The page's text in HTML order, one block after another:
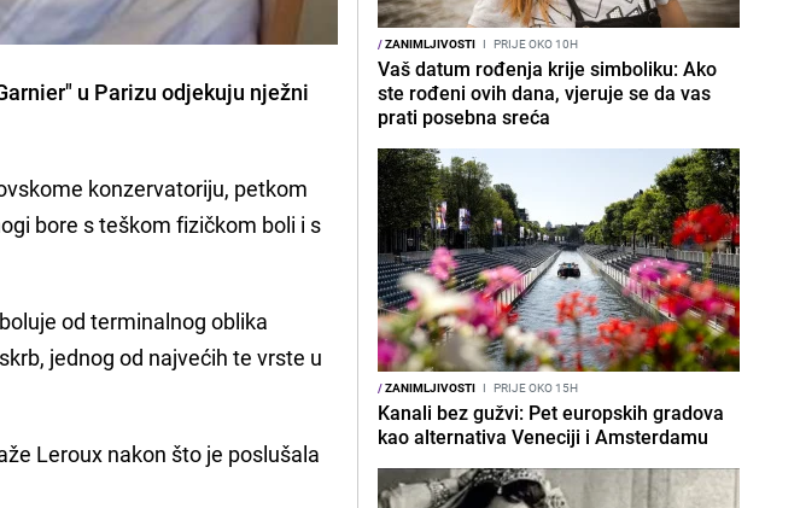
u Parizuodjekuju nježni
konzervatoriju, petkom
bore s teškom fizičkom boli i s
od terminalnog oblika
jednog od najvećih te vrste u
Leroux nakon što je poslušala
/ZANIMLJIVOSTI I PRIJE OKO 10H
Vaš datum rođenja krije simboliku: Ako
ste rođeni ovih dana, vjeruje se da vas
prati posebna sreća
/ZANIMLJIVOSTI I PRIJE OKO 15H
Kanali bez gužvi: Pet europskih gradova
kao alternativa Veneciji i Amsterdamu